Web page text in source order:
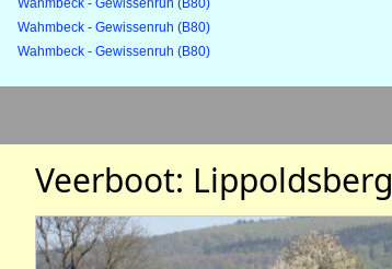
Wahmbeck - Gewissenruh (B80)
Wahmbeck - Gewissenruh (B80)
Wahmbeck - Gewissenruh (B80)
Veerboot: Lippoldsberg